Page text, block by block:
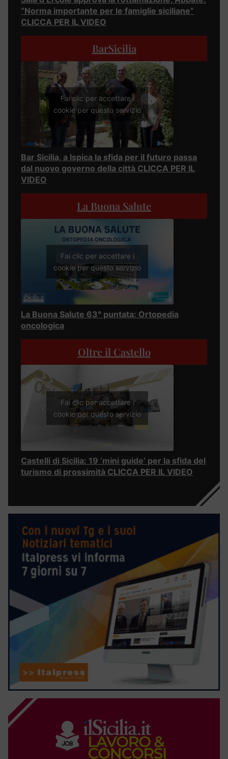
“Norma importante per le famiglie siciliane”
CLICCA PER IL VIDEO
BarSicilia
Fai clic per accettare i
cookie per questo servizio
Bar Sicilia, a Ispica la sfida per il futuro passa
dal nuovo governo della città CLICCA PER IL
VIDEO
La Buona Salute
Fai clic per accettare i
cookie per questo servizio
La Buona Salute 63° puntata: Ortopedia
oncologica
Oltre il Castello
Fai clic per accettare i
cookie per questo servizio
Castelli di Sicilia: 19 ‘mini guide’ per la sfida del
turismo di prossimità CLICCA PER IL VIDEO